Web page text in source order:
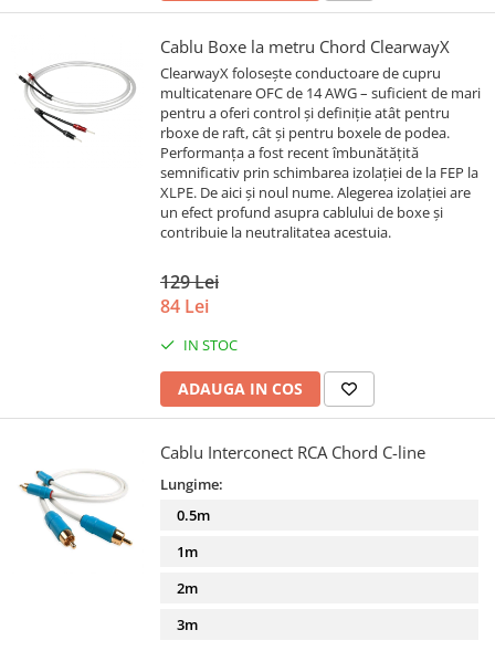
Cablu Boxe la metru Chord ClearwayX
ClearwayX folosește conductoare de cupru
multicatenare OFC de 14 AWG – suficient de mari
pentru a oferi control și definiție atât pentru
rboxe de raft, cât și pentru boxele de podea.
Performanța a fost recent îmbunătățită
semnificativ prin schimbarea izolației de la FEP la
XLPE. De aici și noul nume. Alegerea izolației are
un efect profund asupra cablului de boxe și
contribuie la neutralitatea acestuia.
129 Lei
84 Lei
IN STOC
ADAUGA IN COS
Cablu Interconect RCA Chord C-line
Lungime:
0.5m
1m
2m
3m